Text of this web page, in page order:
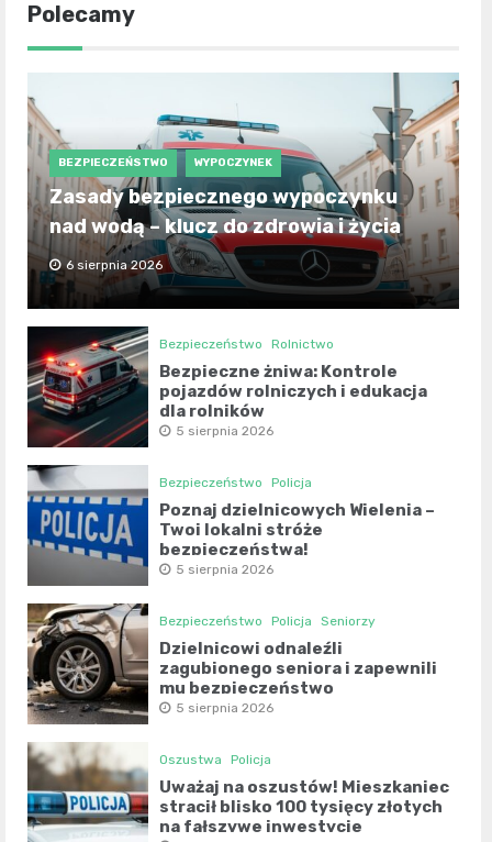
Polecamy
BEZPIECZEŃSTWO WYPOCZYNEK
Zasady bezpiecznego wypoczynku
nad wodą – klucz do zdrowia i życia
6 sierpnia 2026
Bezpieczeństwo Rolnictwo
Bezpieczne żniwa: Kontrole
pojazdów rolniczych i edukacja
dla rolników
5 sierpnia 2026
Bezpieczeństwo Policja
Poznaj dzielnicowych Wielenia –
Twoi lokalni stróże
bezpieczeństwa!
5 sierpnia 2026
Bezpieczeństwo Policja Seniorzy
Dzielnicowi odnaleźli
zagubionego seniora i zapewnili
mu bezpieczeństwo
5 sierpnia 2026
Oszustwa Policja
Uważaj na oszustów! Mieszkaniec
stracił blisko 100 tysięcy złotych
na fałszywe inwestycje